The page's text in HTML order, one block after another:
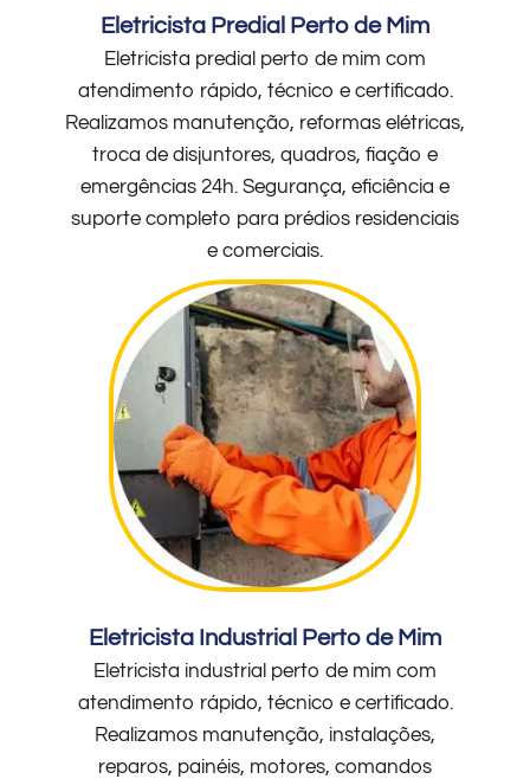
Eletricista Predial Perto de Mim
Eletricista predial perto de mim com
atendimento rápido, técnico e certificado.
Realizamos manutenção, reformas elétricas,
troca de disjuntores, quadros, fiação e
emergências 24h. Segurança, eficiência e
suporte completo para prédios residenciais
e comerciais.
Eletricista Industrial Perto de Mim
Eletricista industrial perto de mim com
atendimento rápido, técnico e certificado.
Realizamos manutenção, instalações,
reparos, painéis, motores, comandos